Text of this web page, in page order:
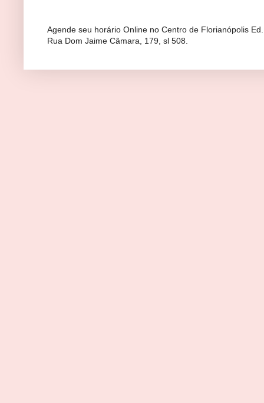
Agende seu horário Online no Centro de Florianópolis
Rua Dom Jaime Câmara, 179, sl 508.